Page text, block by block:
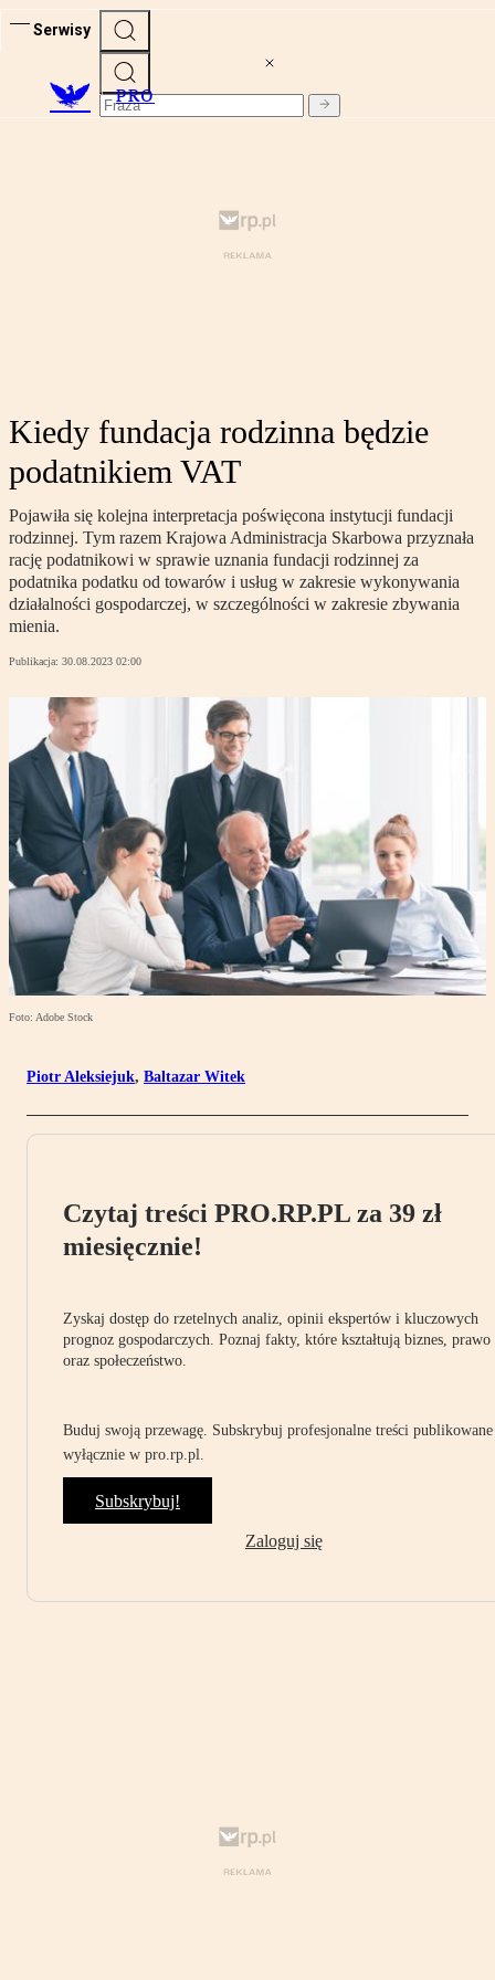
Serwisy
PRO
Kiedy fundacja rodzinna będzie
podatnikiem VAT
Pojawiła się kolejna interpretacja poświęcona instytucji fundacji
rodzinnej. Tym razem Krajowa Administracja Skarbowa przyznała
rację podatnikowi w sprawie uznania fundacji rodzinnej za
podatnika podatku od towarów i usług w zakresie wykonywania
działalności gospodarczej, w szczególności w zakresie zbywania
mienia.
Publikacja: 30.08.2023 02:00
Foto: Adobe Stock
Piotr Aleksiejuk, Baltazar Witek
Czytaj treści PRO.RP.PL za 39 zł
miesięcznie!
Zyskaj dostęp do rzetelnych analiz, opinii ekspertów i kluczowych
prognoz gospodarczych. Poznaj fakty, które kształtują biznes, prawo
oraz społeczeństwo.
Buduj swoją przewagę. Subskrybuj profesjonalne treści publikowane
wyłącznie w pro.rp.pl.
Subskrybuj!
Zaloguj się